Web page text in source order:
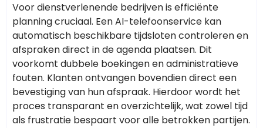
Voor dienstverlenende bedrijven is efficiënte
planning cruciaal. Een AI-telefoonservice kan
automatisch beschikbare tijdsloten controleren en
afspraken direct in de agenda plaatsen. Dit
voorkomt dubbele boekingen en administratieve
fouten. Klanten ontvangen bovendien direct een
bevestiging van hun afspraak. Hierdoor wordt het
proces transparant en overzichtelijk, wat zowel tijd
als frustratie bespaart voor alle betrokken partijen.